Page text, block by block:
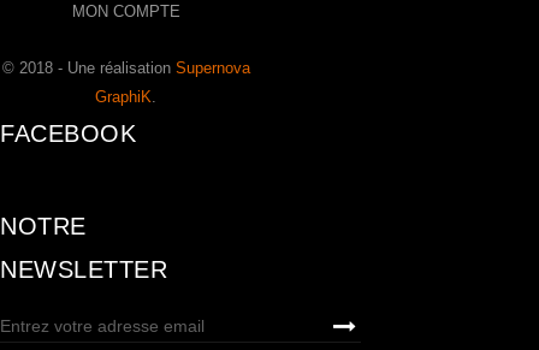
MON COMPTE
© 2018 - Une réalisation Supernova
GraphiK
FACEBOOK
NOTRE
NEWSLETTER